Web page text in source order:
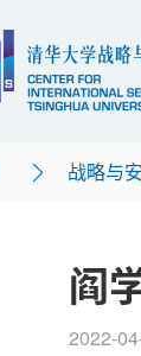
战略与
阎
2022-